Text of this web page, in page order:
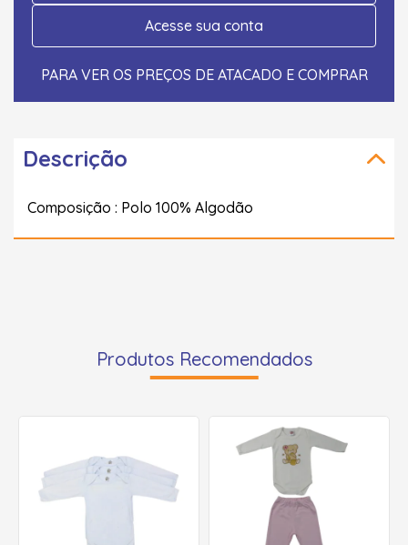
Acesse sua conta
PARA VER OS PREÇOS DE ATACADO E COMPRAR
Descrição
Composição : Polo 100% Algodão
Produtos Recomendados